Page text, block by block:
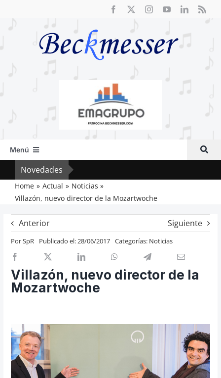
Menú
Inicio
Actual
Artículos
Crítica
Previos de ópera
Cosas de Beckmesser
Novedades
Home Actual
Noticias
Villazón, nuevo director de la Mozartwoche
Anterior Siguiente
PorSpR Publicado el: 28/06/2017 Categorías: Noticias
Villazón, nuevo director de la
Mozartwoche